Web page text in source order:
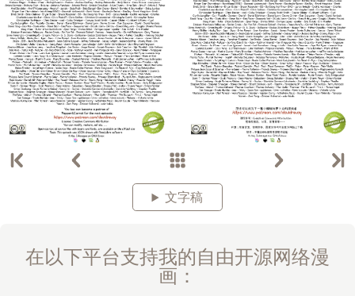
文字稿
在以下平台支持我的自由开源网络漫
画：